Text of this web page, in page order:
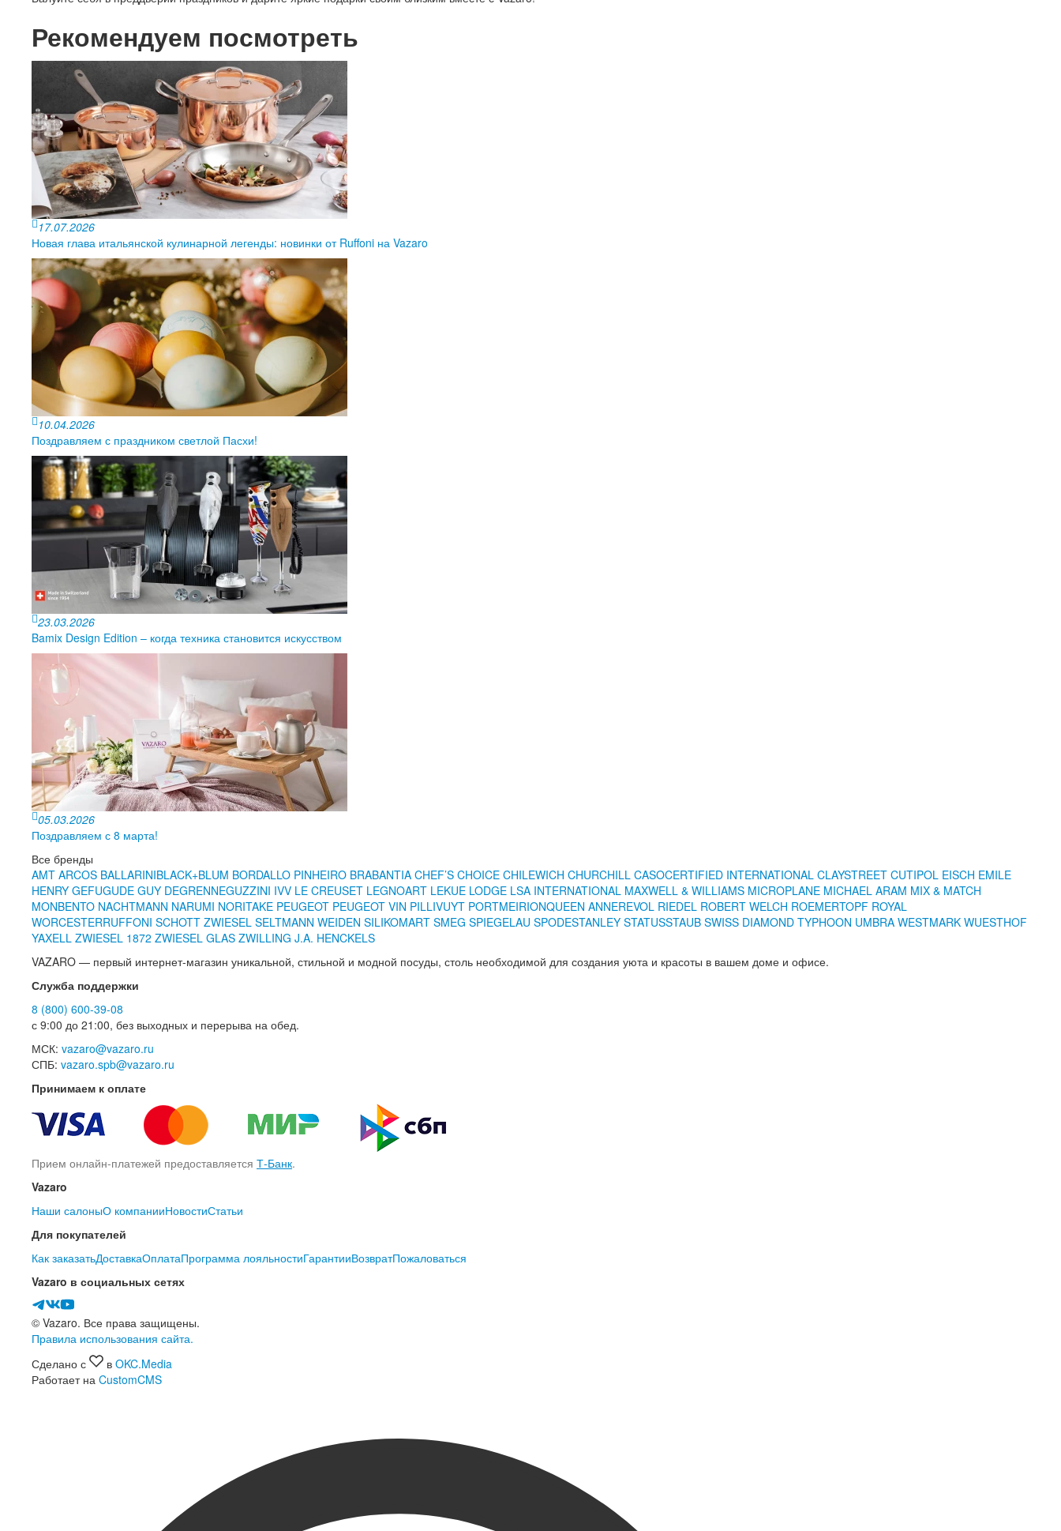
Рекомендуем посмотреть
17.07.2026
Новая глава итальянской кулинарной легенды: новинки от Ruffoni на Vazaro
10.04.2026
Поздравляем с праздником светлой Пасхи!
23.03.2026
Bamix Design Edition – когда техника становится искусством
05.03.2026
Поздравляем с 8 марта!
Все бренды
AMT ARCOS BALLARINIBLACK+BLUM BORDALLO PINHEIRO BRABANTIA CHEF’S CHOICE CHILEWICH CHURCHILL CASOCERTIFIED INTERNATIONAL CLAYSTREET CUTIPOL EISCH EMILE
HENRY GEFUGUDE GUY DEGRENNEGUZZINI IVV LE CREUSET LEGNOART LEKUE LODGE LSA INTERNATIONAL MAXWELL & WILLIAMS MICROPLANE MICHAEL ARAM MIX & MATCH
MONBENTO NACHTMANN NARUMI NORITAKE PEUGEOT PEUGEOT VIN PILLIVUYT PORTMEIRIONQUEEN ANNEREVOL RIEDEL ROBERT WELCH ROEMERTOPF ROYAL
WORCESTERRUFFONI SCHOTT ZWIESEL SELTMANN WEIDEN SILIKOMART SMEG SPIEGELAU SPODESTANLEY STATUSSTAUB SWISS DIAMOND TYPHOON UMBRA WESTMARK WUESTHOF
YAXELL ZWIESEL 1872 ZWIESEL GLAS ZWILLING J.A. HENCKELS
VAZARO — первый интернет-магазин уникальной, стильной и модной посуды, столь необходимой для создания уюта и красоты в вашем доме и офисе.
Служба поддержки
8 (800) 600-39-08
с 9:00 до 21:00, без выходных и перерыва на обед.
МСК: vazaro@vazaro.ru
СПБ: vazaro.spb@vazaro.ru
Принимаем к оплате
Прием онлайн-платежей предоставляется Т-Банк.
Vazaro
Наши салоныО компанииНовостиСтатьи
Для покупателей
Как заказатьДоставкаОплатаПрограмма лояльностиГарантииВозвратПожаловаться
Vazaro в социальных сетях
© Vazaro. Все права защищены.
Правила использования сайта.
Сделано с
в OKC.Media
Работает на CustomCMS